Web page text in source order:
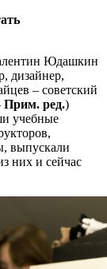
Юдашкин
дизайнер,
– советский
Прим. ред.)
учебные
выпускали
них и сейчас